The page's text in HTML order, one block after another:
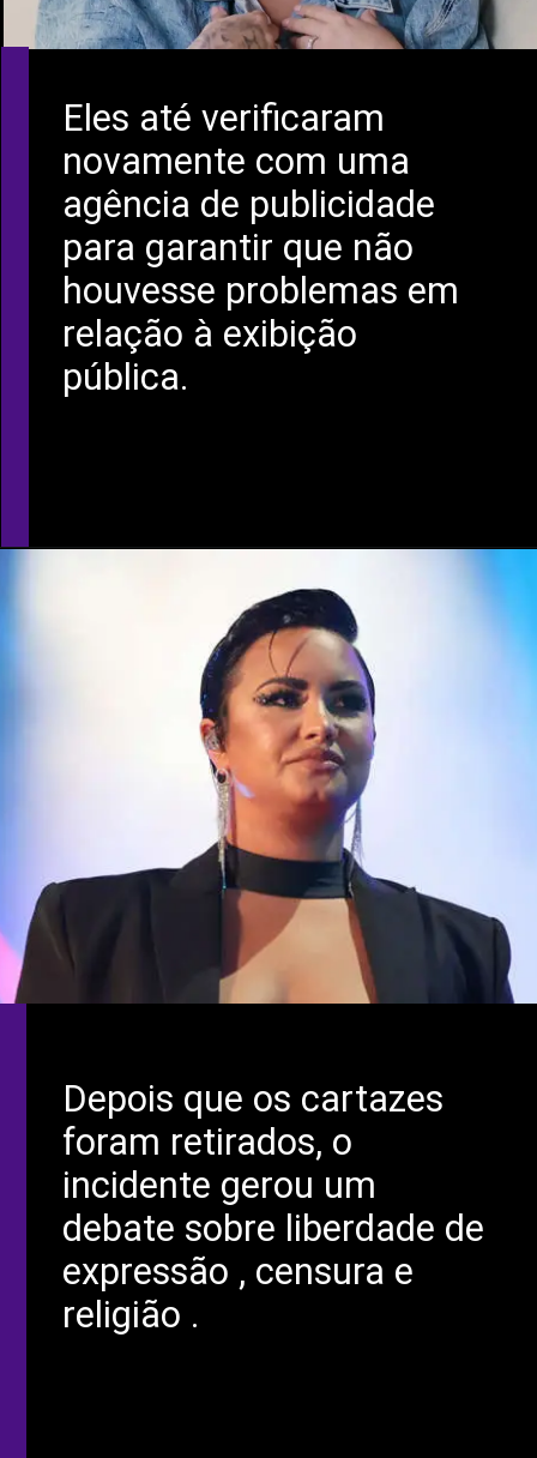
Eles até verificaram
novamente com uma
agência de publicidade
para garantir que não
houvesse problemas em
relação à exibição
pública.
Depois que os cartazes
foram retirados, o
incidente gerou um
debate sobre liberdade de
expressão , censura e
religião .